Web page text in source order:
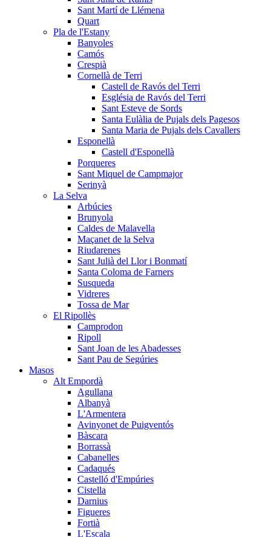
Sant Martí de Llémena
Quart
Pla de l'Estany
Banyoles
Camós
Crespià
Cornellà de Terri
Castell de Ravós del Terri
Església de Ravós del Terri
Sant Esteve de Sords
Santa Eulàlia de Pujals dels Pagesos
Santa Maria de Pujals dels Cavallers
Esponellà
Castell d'Esponellà
Porqueres
Sant Miquel de Campmajor
Serinyà
La Selva
Arbúcies
Brunyola
Caldes de Malavella
Maçanet de la Selva
Riudarenes
Sant Julià del Llor i Bonmatí
Santa Coloma de Farners
Susqueda
Vidreres
Tossa de Mar
El Ripollès
Camprodon
Ripoll
Sant Joan de les Abadesses
Sant Pau de Segúries
Masos
Alt Empordà
Agullana
Albanyà
L'Armentera
Avinyonet de Puigventós
Bàscara
Borrassà
Cabanelles
Cadaqués
Castelló d'Empúries
Cistella
Darnius
Figueres
Fortià
L'Escala